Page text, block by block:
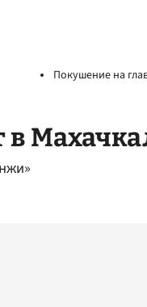
Покушение на